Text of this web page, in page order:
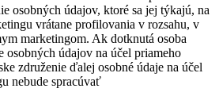
osobných údajov, ktoré sa jej týkajú, na
vrátane profilovania v rozsahu, v
marketingom. Ak dotknutá osoba
osobných údajov na účel priameho
združenie ďalej osobné údaje na účel
nebude spracúvať